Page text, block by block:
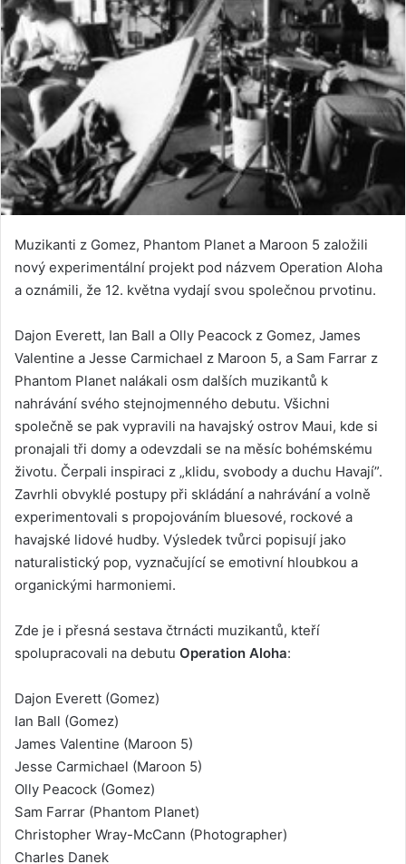
Muzikanti z Gomez, Phantom Planet a Maroon 5 založili
nový experimentální projekt pod názvem Operation Aloha
a oznámili, že 12. května vydají svou společnou prvotinu.
Dajon Everett, Ian Ball a Olly Peacock z Gomez, James
Valentine a Jesse Carmichael z Maroon 5, a Sam Farrar z
Phantom Planet nalákali osm dalších muzikantů k
nahrávání svého stejnojmenného debutu. Všichni
společně se pak vypravili na havajský ostrov Maui, kde si
pronajali tři domy a odevzdali se na měsíc bohémskému
životu. Čerpali inspiraci z „klidu, svobody a duchu Havají”.
Zavrhli obvyklé postupy při skládání a nahrávání a volně
experimentovali s propojováním bluesové, rockové a
havajské lidové hudby. Výsledek tvůrci popisují jako
naturalistický pop, vyznačující se emotivní hloubkou a
organickými harmoniemi.
Zde je i přesná sestava čtrnácti muzikantů, kteří
spolupracovali na debutu Operation Aloha:
Dajon Everett (Gomez)
Ian Ball (Gomez)
James Valentine (Maroon 5)
Jesse Carmichael (Maroon 5)
Olly Peacock (Gomez)
Sam Farrar (Phantom Planet)
Christopher Wray-McCann (Photographer)
Charles Danek